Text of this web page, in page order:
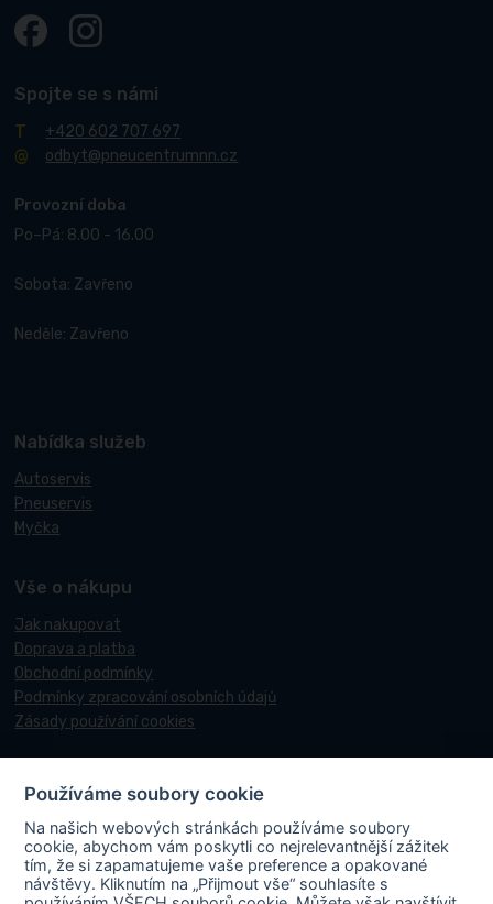
Spojte se s námi
+420 602 707 697
odbyt@pneucentrumnn.cz
Provozní doba
Po–Pá: 8.00 - 16.00
Sobota: Zavřeno
Neděle: Zavřeno
Nabídka služeb
Autoservis
Pneuservis
Myčka
Vše o nákupu
Jak nakupovat
Doprava a platba
Obchodní podmínky
Podmínky zpracování osobních údajů
Zásady používání cookies
© 2017-2026 Pneucentrum N&N.
Webové stránky realizovalMatosoft.
Používáme soubory cookie
Na našich webových stránkách používáme soubory
cookie, abychom vám poskytli co nejrelevantnější zážitek
tím, že si zapamatujeme vaše preference a opakované
návštěvy. Kliknutím na „Přijmout vše“ souhlasíte s